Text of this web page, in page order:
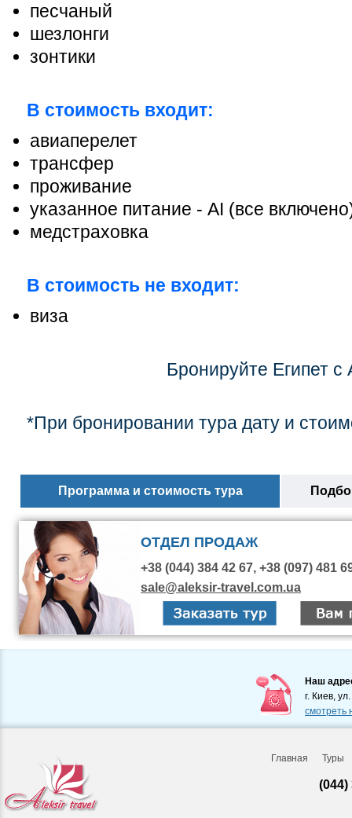
песчаный
шезлонги
зонтики
В стоимость входит:
авиаперелет
трансфер
проживание
указанное питание - АІ (все
медстраховка
В стоимость не входит:
виза
Бронируйте Египет с
*При бронировании тура дату и
Программа и стоимость тура
ОТДЕЛ ПРОДАЖ
+38 (044) 384 42 67, +38 (097) 481
sale@aleksir-travel.com.ua
Наш
г. Киев,
смотреть
Главная Туры
(044)